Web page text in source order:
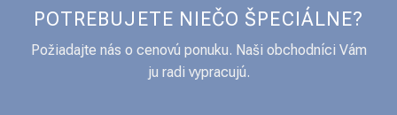
POTREBUJETE NIEČO ŠPECIÁLNE?
Požiadajte nás o cenovú ponuku. Naši obchodníci Vám
ju radi vypracujú.